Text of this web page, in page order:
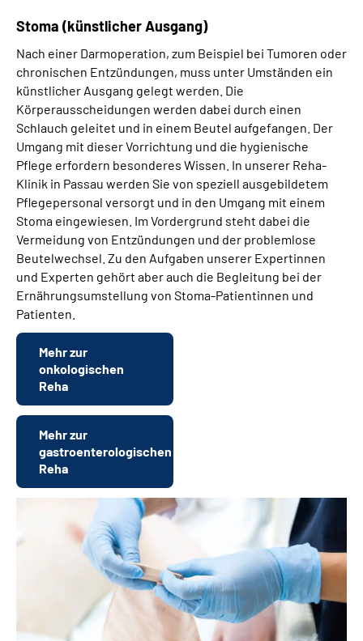
Stoma (künstlicher Ausgang)
Nach einer Darmoperation, zum Beispiel bei Tumoren oder
chronischen Entzündungen, muss unter Umständen ein
künstlicher Ausgang gelegt werden. Die
Körperausscheidungen werden dabei durch einen
Schlauch geleitet und in einem Beutel aufgefangen. Der
Umgang mit dieser Vorrichtung und die hygienische
Pflege erfordern besonderes Wissen. In unserer Reha-
Klinik in Passau werden Sie von speziell ausgebildetem
Pflegepersonal versorgt und in den Umgang mit einem
Stoma eingewiesen. Im Vordergrund steht dabei die
Vermeidung von Entzündungen und der problemlose
Beutelwechsel. Zu den Aufgaben unserer Expertinnen
und Experten gehört aber auch die Begleitung bei der
Ernährungsumstellung von Stoma-Patientinnen und
Patienten.
Mehr zur
onkologischen
Reha
Mehr zur
gastroenterologischen
Reha